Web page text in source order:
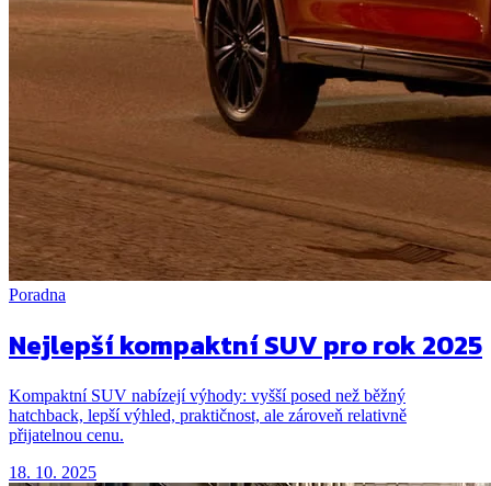
Poradna
Nejlepší kompaktní SUV pro rok 2025
Kompaktní SUV nabízejí výhody: vyšší posed než běžný
hatchback, lepší výhled, praktičnost, ale zároveň relativně
přijatelnou cenu.
18. 10. 2025